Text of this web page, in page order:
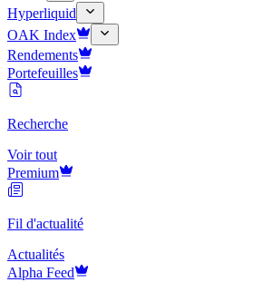
Hyperliquid
OAK Index
Rendements
Portefeuilles
Recherche
Voir tout
Premium
Fil d'actualité
Actualités
Alpha Feed